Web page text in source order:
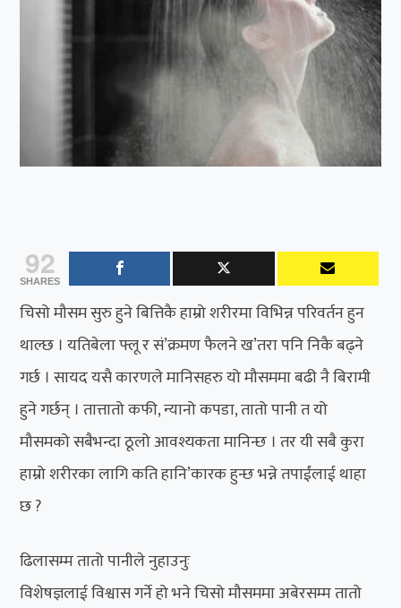
92
SHARES
चिसो मौसम सुरु हुने बित्तिकै हाम्रो शरीरमा विभिन्न परिवर्तन हुन
थाल्छ । यतिबेला फ्लू र सं’क्रमण फैलने ख’तरा पनि निकै बढ्ने
गर्छ । सायद यसै कारणले मानिसहरु यो मौसममा बढी नै बिरामी
हुने गर्छन् । तात्तातो कफी, न्यानो कपडा, तातो पानी त यो
मौसमको सबैभन्दा ठूलो आवश्यकता मानिन्छ । तर यी सबै कुरा
हाम्रो शरीरका लागि कति हानि’कारक हुन्छ भन्ने तपाईंलाई थाहा
छ ?
ढिलासम्म तातो पानीले नुहाउनुः
विशेषज्ञलाई विश्वास गर्ने हो भने चिसो मौसममा अबेरसम्म तातो